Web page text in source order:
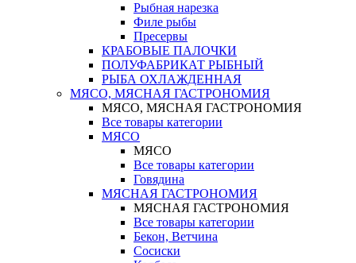
Рыбная нарезка
Филе рыбы
Пресервы
КРАБОВЫЕ ПАЛОЧКИ
ПОЛУФАБРИКАТ РЫБНЫЙ
РЫБА ОХЛАЖДЕННАЯ
МЯСО, МЯСНАЯ ГАСТРОНОМИЯ
МЯСО, МЯСНАЯ ГАСТРОНОМИЯ
Все товары категории
МЯСО
МЯСО
Все товары категории
Говядина
МЯСНАЯ ГАСТРОНОМИЯ
МЯСНАЯ ГАСТРОНОМИЯ
Все товары категории
Бекон, Ветчина
Сосиски